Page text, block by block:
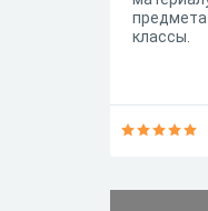
предмета
классы.